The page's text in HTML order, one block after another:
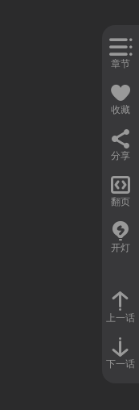
章节
收藏
分享

翻页
开灯
上一话
下一话